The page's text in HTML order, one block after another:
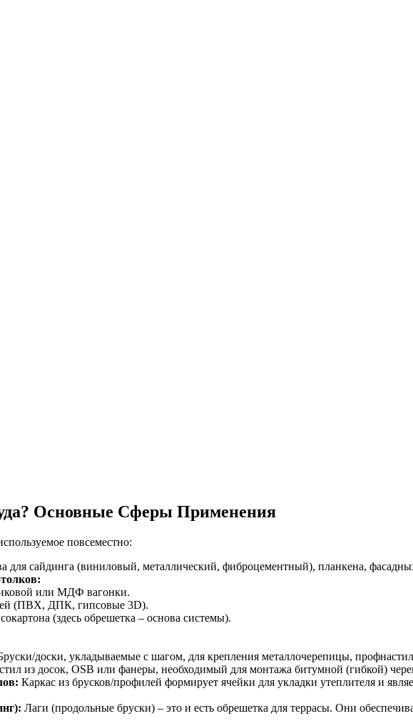
Основные Сферы Применения
повсеместно:
для сайдинга (виниловый, металлический, фиброцементный), планкена,
или МДФ вагонки.
(ПВХ, ДПК, гипсовые 3D).
(здесь обрешетка – основа системы).
доски, укладываемые с шагом, для крепления металлочерепицы,
из досок, OSB или фанеры, необходимый для монтажа битумной (гибкой)
Каркас из брусков/профилей формирует ячейки для укладки утеплителя и
Лаги (продольные бруски) – это и есть обрешетка для террасы. Они